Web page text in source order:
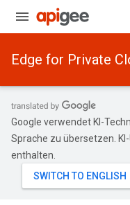
Edge for Private
Google verwendet KI-
Sprache zu übersetzen.
enthalten.